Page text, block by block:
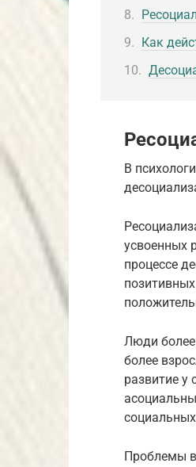
Как
В
усвоенных
процессе
Люди более
более
развитие у
Проблемы